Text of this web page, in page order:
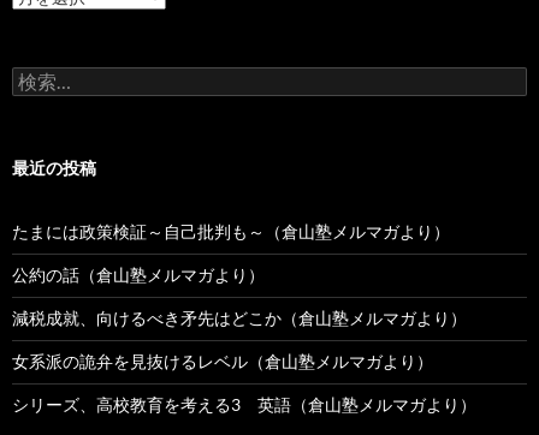
去
稿
検
索:
最近の投稿
たまには政策検証～自己批判も～（倉山塾メルマガより）
公約の話（倉山塾メルマガより）
減税成就、向けるべき矛先はどこか（倉山塾メルマガより）
女系派の詭弁を見抜けるレベル（倉山塾メルマガより）
シリーズ、高校教育を考える3 英語（倉山塾メルマガより）